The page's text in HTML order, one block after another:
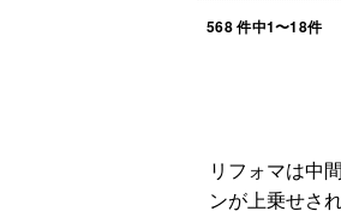
568件中1〜18件
リフォマは中
ンが上乗せさ